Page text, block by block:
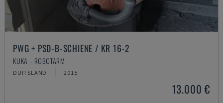
PWG + PSD-B-SCHIENE / KR 16-2
KUKA - ROBOTARM
DUITSLAND 2015
13.000 €